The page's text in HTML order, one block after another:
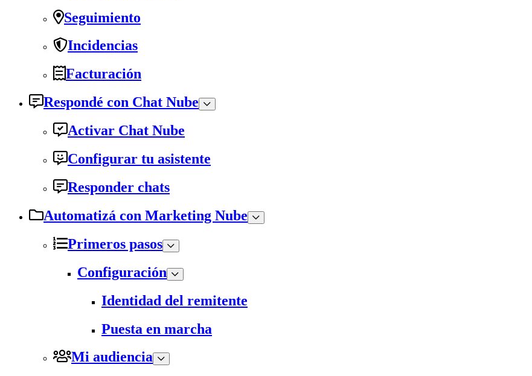
Seguimiento
Incidencias
Facturación
Respondé con Chat Nube
Activar Chat Nube
Configurar tu asistente
Responder chats
Automatizá con Marketing Nube
Primeros pasos
Configuración
Identidad del remitente
Puesta en marcha
Mi audiencia